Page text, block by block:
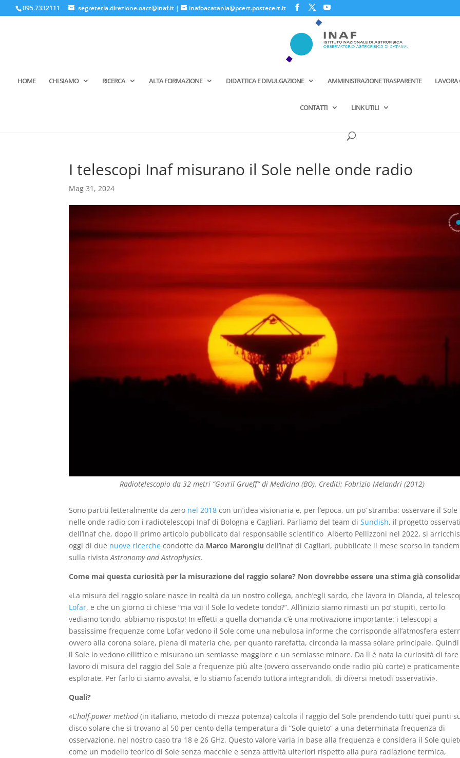
095.7332111 segreteria.direzione.oact@inaf.it | inafoacatania@pcert.postecert.it
HOME CHI SIAMO RICERCA ALTA FORMAZIONE DIDATTICA E DIVULGAZIONE AMMINISTRAZIONE TRASPARENTE LAVORA
CONTATTI LINK UTILI
I telescopi Inaf misurano il Sole nelle onde radio
Mag 31, 2024
Radiotelescopio da 32 metri “Gavril Grueff” di Medicina (BO). Crediti: Fabrizio Melandri (2012)
Sono partiti letteralmente da zero nel 2018 con un’idea visionaria e, per l’epoca, un po’ stramba: osservare il Sole
nelle onde radio con i radiotelescopi Inaf di Bologna e Cagliari. Parliamo del team diSundish, il progetto
dell’Inaf che, dopo il primo articolo pubblicato dal responsabile scientifico Alberto Pellizzoni nel 2022, si
oggi di due nuove ricerche condotte da Marco Marongiu dell’Inaf di Cagliari, pubblicate il mese scorso in tandem
sulla rivistaAstronomy and Astrophysics.
Come mai questa curiosità per la misurazione del raggio solare? Non dovrebbe essere una stima già
«La misura del raggio solare nasce in realtà da un nostro collega, anch’egli sardo, che lavora in Olanda, al
Lofar, e che un giorno ci chiese “ma voi il Sole lo vedete tondo?”. All’inizio siamo rimasti un po’ stupiti, certo lo
vediamo tondo, abbiamo risposto! In effetti a quella domanda c’è una motivazione importante: i telescopi a
bassissime frequenze come Lofar vedono il Sole come una nebulosa informe che corrisponde all’atmosfera
ovvero alla corona solare, piena di materia che, per quanto rarefatta, circonda la massa solare principale.
il Sole lo vedono ellittico e misurano un semiasse maggiore e un semiasse minore. Da lì è nata la curiosità di
lavoro di misura del raggio del Sole a frequenze più alte (ovvero osservando onde radio più corte) e
esplorate. Per farlo ci siamo avvalsi, e lo stiamo facendo tuttora integrandoli, di diversi metodi osservativi».
Quali?
«L’half-power method(in italiano, metodo di mezza potenza) calcola il raggio del Sole prendendo tutti quei punti
disco solare che si trovano al 50 per cento della temperatura di “Sole quieto” a una determinata frequenza di
osservazione, nel nostro caso tra 18 e 26 GHz. Questo valore varia in base alla frequenza e considera il Sole
come un modello teorico di Sole senza macchie e senza attività ulteriori rispetto alla pura radiazione termica,